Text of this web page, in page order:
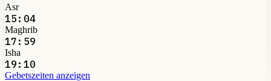
Asr
15:04
Maghrib
17:59
Isha
19:10
Gebetszeiten anzeigen